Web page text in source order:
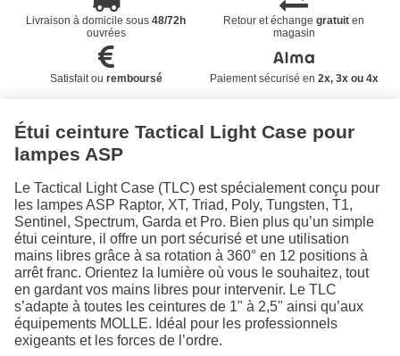
Livraison à domicile sous48/72h
ouvrées
Retour et échangegratuit en
magasin
Satisfait ou remboursé Paiement sécurisé en 2x, 3x ou 4x
Étui ceinture Tactical Light Case pour
lampes ASP
Le Tactical Light Case (TLC) est spécialement conçu pour
les lampes ASP Raptor, XT, Triad, Poly, Tungsten, T1,
Sentinel, Spectrum, Garda et Pro. Bien plus qu’un simple
étui ceinture, il offre un port sécurisé et une utilisation
mains libres grâce à sa rotation à 360° en 12 positions à
arrêt franc. Orientez la lumière où vous le souhaitez, tout
en gardant vos mains libres pour intervenir. Le TLC
s’adapte à toutes les ceintures de 1" à 2,5" ainsi qu’aux
équipements MOLLE. Idéal pour les professionnels
exigeants et les forces de l’ordre.